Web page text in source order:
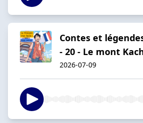
Contes et
- 20 - Le mont
2026-07-09